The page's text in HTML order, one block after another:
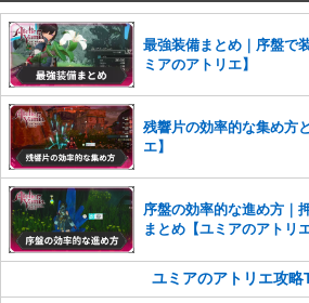
せていただきます。ご了承ください。
※一度削除したコメントは復元ができま
さい。
また、過度な利用規約の違反や、弊社に損害の
った場合は、法的措置をとらせていただく場合
かじめご理解くださいませ。
最強装備まとめ｜序盤で
ミアのアトリエ】
残響片の効率的な集め方
エ】
序盤の効率的な進め方｜
まとめ【ユミアのアトリエ
ユミアのアトリエ攻略